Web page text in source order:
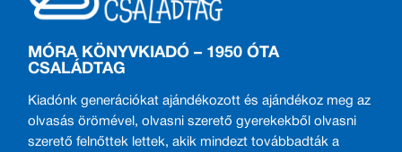
MÓRA KÖNYVKIADÓ – 1950 ÓTA
CSALÁDTAG
Kiadónk generációkat ajándékozott és ajándékoz meg az
olvasás örömével, olvasni szerető gyerekekből olvasni
szerető felnőttek lettek, akik mindezt továbbadták a